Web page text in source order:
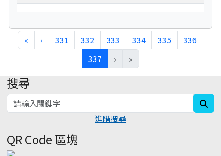
« ‹ 331 332 333 334 335
336
337(current)
› »
:::
搜尋
進階搜尋
QR Code 區塊